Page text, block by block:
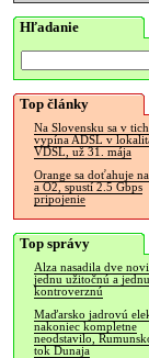
Hľadanie
Top články
Na Slovensku sa v
vypína ADSL v
VDSL, už 31. mája
Orange sa doťahuje
a O2, spustí 2.5 Gbps
pripojenie
Top správy
Alza nasadila dve
jednu užitočnú a jednu
kontroverznú
Maďarsko jadrovú
nakoniec kompletne
neodstavilo,
tok Dunaja